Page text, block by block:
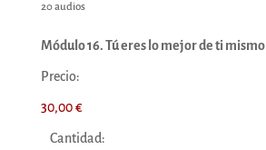
20 audios
Módulo 16. Tú eres lo mejor de ti mismo
Precio:
30,00 €
Cantidad: